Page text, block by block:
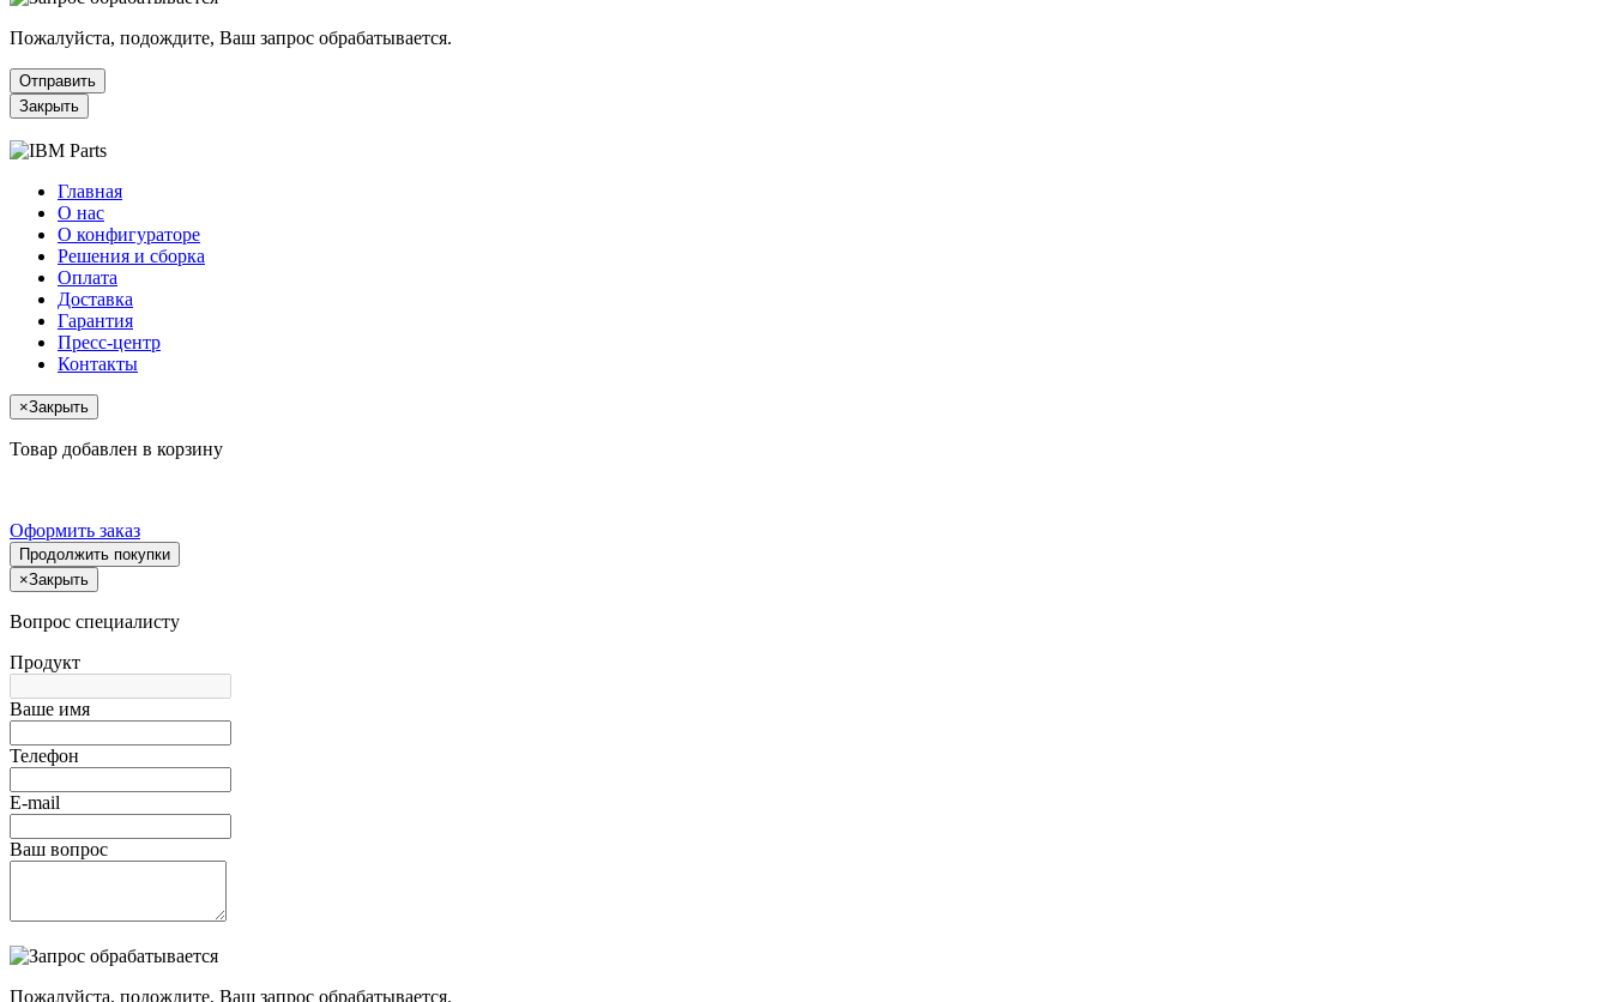
Пожалуйста, подождите, Ваш запрос обрабатывается.
Отправить
Закрыть
Главная
О нас
О конфигураторе
Решения и сборка
Оплата
Доставка
Гарантия
Пресс-центр
Контакты
×Закрыть
Товар добавлен в корзину
Оформить заказ
Продолжить покупки
×Закрыть
Вопрос специалисту
Продукт
Ваше имя
Телефон
E-mail
Ваш вопрос
Пожалуйста, подождите, Ваш запрос обрабатывается.